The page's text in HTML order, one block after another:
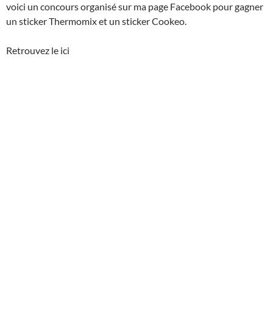
voici un concours organisé sur ma page Facebook pour gagner
un sticker Thermomix et un sticker Cookeo.
Retrouvez le ici